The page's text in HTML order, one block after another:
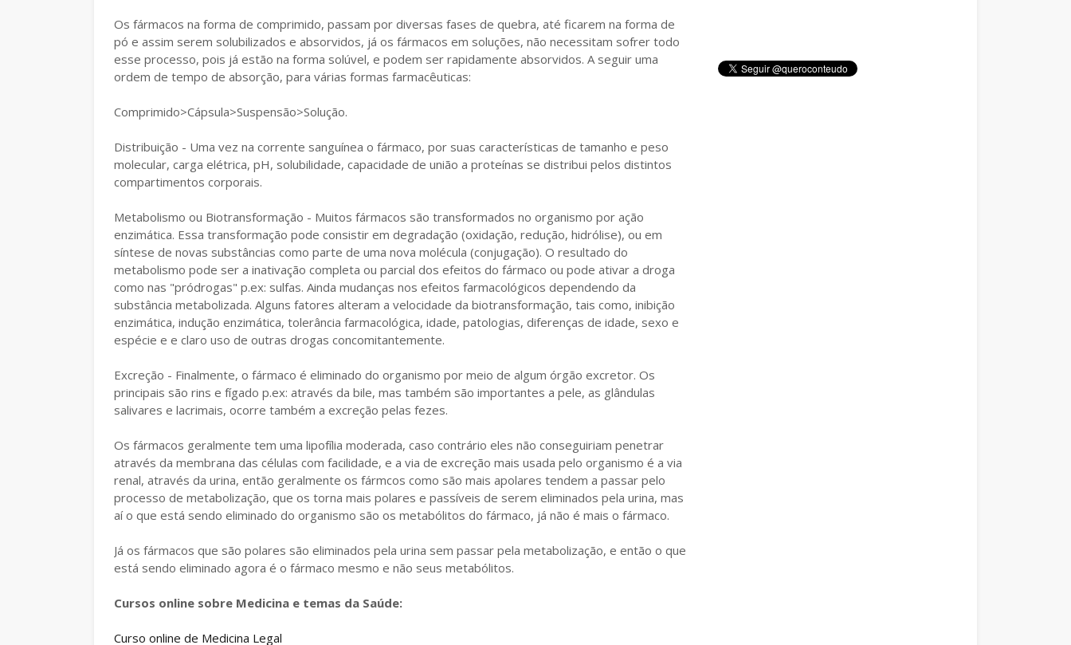
Os fármacos na forma de comprimido, passam por diversas fases de quebra, até ficarem na forma de
pó e assim serem solubilizados e absorvidos, já os fármacos em soluções, não necessitam sofrer todo
esse processo, pois já estão na forma solúvel, e podem ser rapidamente absorvidos. A seguir uma
ordem de tempo de absorção, para várias formas farmacêuticas:
Comprimido>Cápsula>Suspensão>Solução.
Distribuição - Uma vez na corrente sanguínea o fármaco, por suas características de tamanho e peso
molecular, carga elétrica, pH, solubilidade, capacidade de união a proteínas se distribui pelos distintos
compartimentos corporais.
Metabolismo ou Biotransformação - Muitos fármacos são transformados no organismo por ação
enzimática. Essa transformação pode consistir em degradação (oxidação, redução, hidrólise), ou em
síntese de novas substâncias como parte de uma nova molécula (conjugação). O resultado do
metabolismo pode ser a inativação completa ou parcial dos efeitos do fármaco ou pode ativar a droga
como nas "pródrogas" p.ex: sulfas. Ainda mudanças nos efeitos farmacológicos dependendo da
substância metabolizada. Alguns fatores alteram a velocidade da biotransformação, tais como, inibição
enzimática, indução enzimática, tolerância farmacológica, idade, patologias, diferenças de idade, sexo e
espécie e e claro uso de outras drogas concomitantemente.
Excreção - Finalmente, o fármaco é eliminado do organismo por meio de algum órgão excretor. Os
principais são rins e fígado p.ex: através da bile, mas também são importantes a pele, as glândulas
salivares e lacrimais, ocorre também a excreção pelas fezes.
Os fármacos geralmente tem uma lipofília moderada, caso contrário eles não conseguiriam penetrar
através da membrana das células com facilidade, e a via de excreção mais usada pelo organismo é a via
renal, através da urina, então geralmente os fármcos como são mais apolares tendem a passar pelo
processo de metabolização, que os torna mais polares e passíveis de serem eliminados pela urina, mas
aí o que está sendo eliminado do organismo são os metabólitos do fármaco, já não é mais o fármaco.
Já os fármacos que são polares são eliminados pela urina sem passar pela metabolização, e então o que
está sendo eliminado agora é o fármaco mesmo e não seus metabólitos.
Cursos online sobre Medicina e temas da Saúde:
Curso online de Medicina Legal